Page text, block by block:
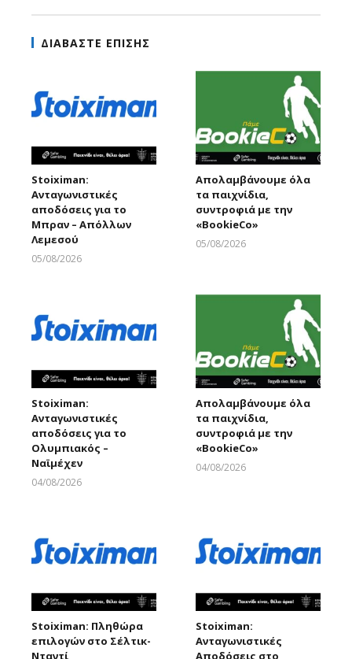
ΔΙΑΒΑΣΤΕ ΕΠΙΣΗΣ
Stoiximan:
Ανταγωνιστικές
αποδόσεις για το
Μπραν – Απόλλων
Λεμεσού
05/08/2026
Απολαμβάνουμε όλα
τα παιχνίδια,
συντροφιά με την
«ΒοοkieCo»
05/08/2026
Stoiximan:
Ανταγωνιστικές
αποδόσεις για το
Ολυμπιακός –
Ναϊμέχεν
04/08/2026
Απολαμβάνουμε όλα
τα παιχνίδια,
συντροφιά με την
«ΒοοkieCo»
04/08/2026
Stoiximan: Πληθώρα
επιλογών στο Σέλτικ-
Νταντί
Stoiximan:
Ανταγωνιστικές
Αποδόσεις στο